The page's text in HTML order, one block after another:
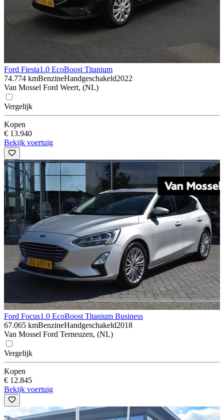
Ford Fiesta1.0 EcoBoost Titanium
74.774 kmBenzineHandgeschakeld2022
Van Mossel Ford Weert, (NL)
Vergelijk
Kopen
€ 13.940
Bekijk voertuig
Ford Focus1.0 EcoBoost Titanium Business
67.065 kmBenzineHandgeschakeld2018
Van Mossel Ford Terneuzen, (NL)
Vergelijk
Kopen
€ 12.845
Bekijk voertuig